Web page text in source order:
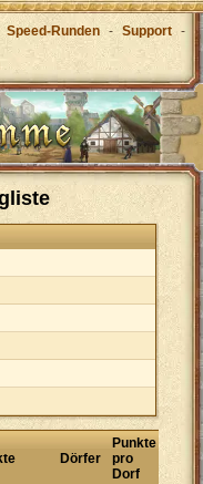
Speed-Runden - Support -
Dörfer
Punkte
pro
Dorf